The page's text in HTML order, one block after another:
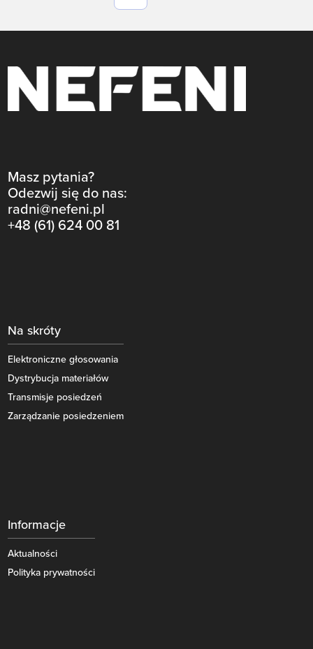
Masz pytania?
Odezwij się do nas:
radni@nefeni.pl
+48 (61) 624 00 81
Na skróty
Elektroniczne głosowania
Dystrybucja materiałów
Transmisje posiedzeń
Zarządzanie posiedzeniem
Informacje
Aktualności
Polityka prywatności